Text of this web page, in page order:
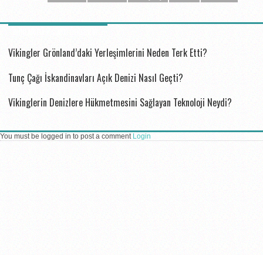
Vikingler Grönland’daki Yerleşimlerini Neden Terk Etti?
Tunç Çağı İskandinavları Açık Denizi Nasıl Geçti?
Vikinglerin Denizlere Hükmetmesini Sağlayan Teknoloji Neydi?
You must be logged in to post a comment Login